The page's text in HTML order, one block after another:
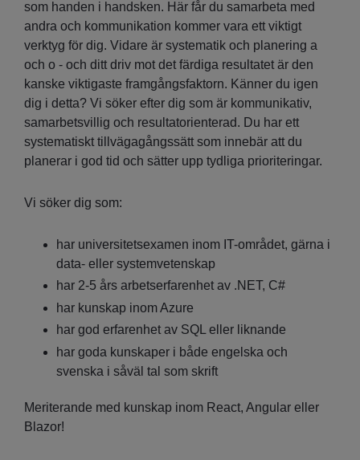
som handen i handsken. Här får du samarbeta med
andra och kommunikation kommer vara ett viktigt
verktyg för dig. Vidare är systematik och planering a
och o - och ditt driv mot det färdiga resultatet är den
kanske viktigaste framgångsfaktorn. Känner du igen
dig i detta? Vi söker efter dig som är kommunikativ,
samarbetsvillig och resultatorienterad. Du har ett
systematiskt tillvägagångssätt som innebär att du
planerar i god tid och sätter upp tydliga prioriteringar.
Vi söker dig som:
har universitetsexamen inom IT-området, gärna i
data- eller systemvetenskap
har 2-5 års arbetserfarenhet av .NET, C#
har kunskap inom Azure
har god erfarenhet av SQL eller liknande
har goda kunskaper i både engelska och
svenska i såväl tal som skrift
Meriterande med kunskap inom React, Angular eller
Blazor!